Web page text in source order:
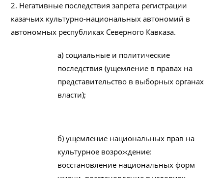
2. Негативные последствия запрета регистрации
казачьих культурно-национальных автономий в
автономных республиках Северного Кавказа.
а) социальные и политические
последствия (ущемление в правах на
представительство в выборных органах
власти);
б) ущемление национальных прав на
культурное возрождение:
восстановление национальных форм